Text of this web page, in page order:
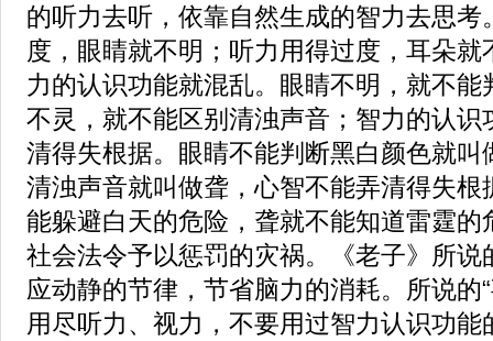
的听力去听，依靠自然生成的智力去思考
度，眼睛就不明；听力用得过度，耳朵
力的认识功能就混乱。眼睛不明，就不
不灵，就不能区别清浊声音；智力的认识
清得失根据。眼睛不能判断黑白颜色就叫
清浊声音就叫做聋，心智不能弄清得失根
能躲避白天的危险，聋就不能知道雷霆的
社会法令予以惩罚的灾祸。《老子》所说
应动静的节律，节省脑力的消耗。所说的
用尽听力、视力，不要用过智力认识功